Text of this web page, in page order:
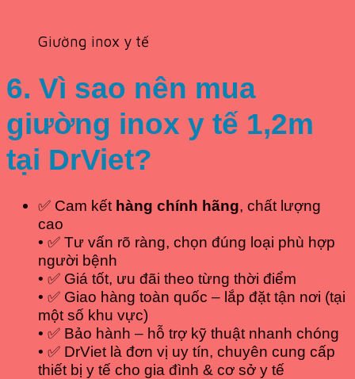
Giường inox y tế
6. Vì sao nên mua
giường inox y tế 1,2m
tại DrViet?
✅ Cam kết hàng chính hãng, chất lượng
cao
• ✅ Tư vấn rõ ràng, chọn đúng loại phù hợp
người bệnh
• ✅ Giá tốt, ưu đãi theo từng thời điểm
• ✅ Giao hàng toàn quốc – lắp đặt tận nơi (tại
một số khu vực)
• ✅ Bảo hành – hỗ trợ kỹ thuật nhanh chóng
• ✅ DrViet là đơn vị uy tín, chuyên cung cấp
thiết bị y tế cho gia đình & cơ sở y tế